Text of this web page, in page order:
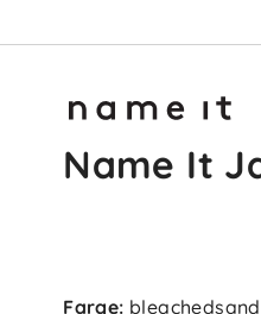
Name It
Farge: bleachedsand